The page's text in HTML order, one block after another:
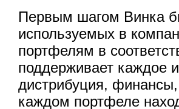
Первым шагом Винка
используемых в
портфелям в
поддерживает каждое
дистрибуция,
каждом портфеле